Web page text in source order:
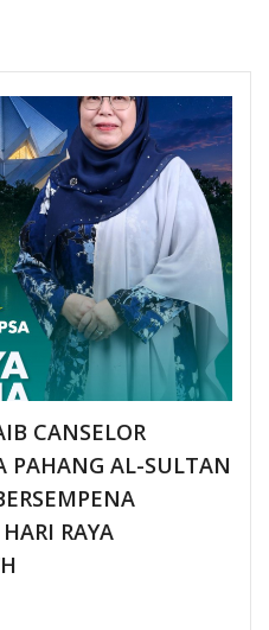
CANSELOR
PAHANG AL-SULTAN
RAYA